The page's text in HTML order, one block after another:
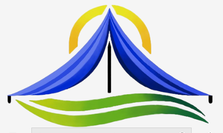
Envíos gratis desde $500.000 en Santiago
Carpas Estrella
Carpa Araña o Estrella de 20x6 mt